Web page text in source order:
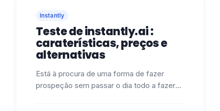
Instantly
Teste de instantly.ai :
caraterísticas, preços e
alternativas
Está à procura de uma forma de fazer
prospeção sem passar o dia todo a fazer